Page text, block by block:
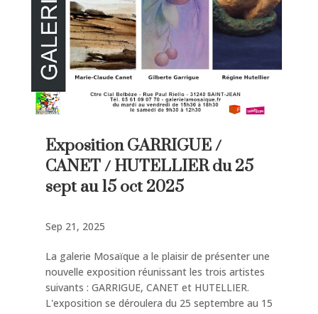
Exposition GARRIGUE /
CANET / HUTELLIER du 25
sept au 15 oct 2025
Sep 21, 2025
La galerie Mosaïque a le plaisir de présenter une
nouvelle exposition réunissant les trois artistes
suivants : GARRIGUE, CANET et HUTELLIER.
L'exposition se déroulera du 25 septembre au 15